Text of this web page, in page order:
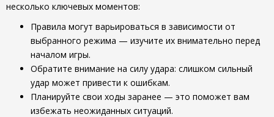
несколько ключевых моментов:
Правила могут варьироваться в зависимости от
выбранного режима — изучите их внимательно перед
началом игры.
Обратите внимание на силу удара: слишком сильный
удар может привести к ошибкам.
Планируйте свои ходы заранее — это поможет вам
избежать неожиданных ситуаций.